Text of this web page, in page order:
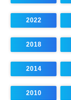
2022
2018
2014
2010